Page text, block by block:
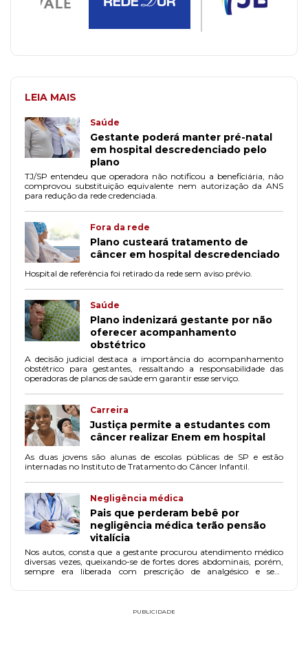
LEIA MAIS
Saúde
Gestante poderá manter pré-natal
em hospital descredenciado pelo
plano
TJ/SP entendeu que operadora não notificou a beneficiária, não
comprovou substituição equivalente nem autorização da ANS
para redução da rede credenciada.
Fora da rede
Plano custeará tratamento de
câncer em hospital descredenciado
Hospital de referência foi retirado da rede sem aviso prévio.
Saúde
Plano indenizará gestante por não
oferecer acompanhamento
obstétrico
A decisão judicial destaca a importância do acompanhamento
obstétrico para gestantes, ressaltando a responsabilidade das
operadoras de planos de saúde em garantir esse serviço.
Carreira
Justiça permite a estudantes com
câncer realizar Enem em hospital
As duas jovens são alunas de escolas públicas de SP e estão
internadas no Instituto de Tratamento do Câncer Infantil.
Negligência médica
Pais que perderam bebê por
negligência médica terão pensão
vitalícia
Nos autos, consta que a gestante procurou atendimento médico
diversas vezes, queixando-se de fortes dores abdominais, porém,
sempre era liberada com prescrição de analgésico e sem
PUBLICIDADE